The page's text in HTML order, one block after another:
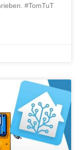
#TomTuT